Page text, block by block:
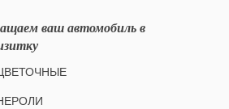
ваш автомобиль в